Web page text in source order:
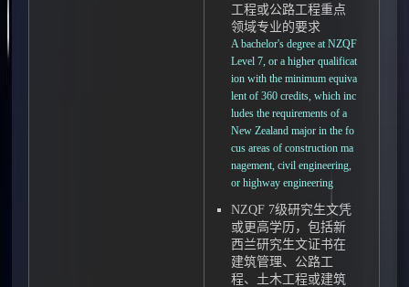
工程或公路工程重点
领域专业的要求
A bachelor's degree at NZQF
Level 7, or a higher qualificat
ion with the minimum equiva
lent of 360 credits, which inc
ludes the requirements of a
New Zealand major in the fo
cus areas of construction ma
nagement, civil engineering,
or highway engineering
NZQF 7级研究生文凭
或更高学历，包括新
西兰研究生文证书在
建筑管理、公路工
程、土木工程或建筑